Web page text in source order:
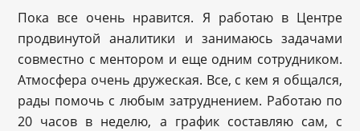
Пока все очень нравится. Я работаю в Центре
продвинутой аналитики и занимаюсь задачами
совместно с ментором и еще одним сотрудником.
Атмосфера очень дружеская. Все, с кем я общался,
рады помочь с любым затруднением. Работаю по
20 часов в неделю, а график составляю сам, с